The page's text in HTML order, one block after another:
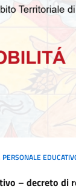
PERSONALE
– decreto di